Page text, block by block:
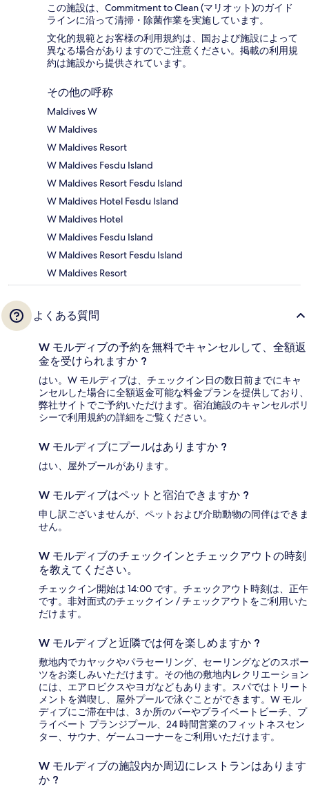
この施設は、Commitment to Clean (マリオット)のガイド
ラインに沿って清掃・除菌作業を実施しています。
文化的規範とお客様の利用規約は、国および施設によって
異なる場合がありますのでご注意ください。掲載の利用規
約は施設から提供されています。
その他の呼称
Maldives W
W Maldives
W Maldives Resort
W Maldives Fesdu Island
W Maldives Resort Fesdu Island
W Maldives Hotel Fesdu Island
W Maldives Hotel
W Maldives Fesdu Island
W Maldives Resort Fesdu Island
W Maldives Resort
よくある質問
W モルディブの予約を無料でキャンセルして、全額返
金を受けられますか ?
はい。W モルディブは、チェックイン日の数日前までにキャ
ンセルした場合に全額返金可能な料金プランを提供しており、
弊社サイトでご予約いただけます。宿泊施設のキャンセルポリ
シーで利用規約の詳細をご覧ください。
W モルディブにプールはありますか ?
はい、屋外プールがあります。
W モルディブはペットと宿泊できますか ?
申し訳ございませんが、ペットおよび介助動物の同伴はできま
せん。
W モルディブのチェックインとチェックアウトの時刻
を教えてください。
チェックイン開始は 14:00 です。チェックアウト時刻は、正午
です。非対面式のチェックイン / チェックアウトをご利用いた
だけます。
W モルディブと近隣では何を楽しめますか ?
敷地内でカヤックやパラセーリング、セーリングなどのスポー
ツをお楽しみいただけます。その他の敷地内レクリエーション
には、エアロビクスやヨガなどもあります。スパではトリート
メントを満喫し、屋外プールで泳ぐことができます。W モル
ディブにご滞在中は、3 か所のバーやプライベートビーチ、プ
ライベート プランジプール、24 時間営業のフィットネスセン
ター、サウナ、ゲームコーナーをご利用いただけます。
W モルディブの施設内か周辺にレストランはあります
か ?